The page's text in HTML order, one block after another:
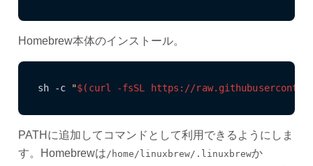
Homebrew本体のインストール。
sh -c "$(curl -fsSL https://
PATHに追加してコマンドとして利用できるようにしま
す。Homebrewは /home/linuxbrew/.linuxbrewか